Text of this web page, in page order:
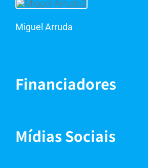
Miguel Arruda
Financiadores
Mídias Sociais